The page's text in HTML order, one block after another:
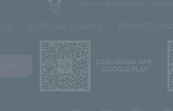
ESPECIALIDADES
DESCARGAR APP
GOOGLE PLAY